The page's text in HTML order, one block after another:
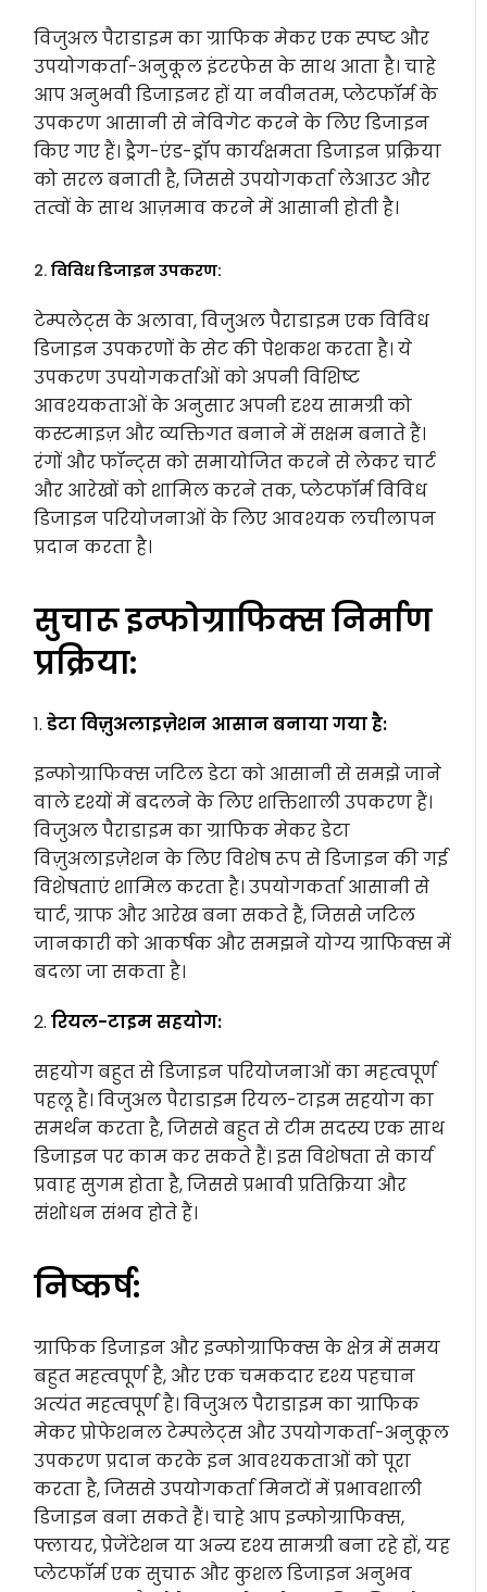
विजुअल पैराडाइम का ग्राफिक मेकर एक स्पष्ट और
उपयोगकर्ता-अनुकूल इंटरफेस के साथ आता है। चाहे
आप अनुभवी डिजाइनर हों या नवीनतम, प्लेटफॉर्म के
उपकरण आसानी से नेविगेट करने के लिए डिजाइन
किए गए हैं। ड्रैग-एंड-ड्रॉप कार्यक्षमता डिजाइन प्रक्रिया
को सरल बनाती है, जिससे उपयोगकर्ता लेआउट और
तत्वों के साथ आज़माव करने में आसानी होती है।
2.विविध डिजाइन उपकरण:
टेम्पलेट्स के अलावा, विजुअल पैराडाइम एक विविध
डिजाइन उपकरणों के सेट की पेशकश करता है। ये
उपकरण उपयोगकर्ताओं को अपनी विशिष्ट
आवश्यकताओं के अनुसार अपनी दृश्य सामग्री को
कस्टमाइज़ और व्यक्तिगत बनाने में सक्षम बनाते हैं।
रंगों और फॉन्ट्स को समायोजित करने से लेकर चार्ट
और आरेखों को शामिल करने तक, प्लेटफॉर्म विविध
डिजाइन परियोजनाओं के लिए आवश्यक लचीलापन
प्रदान करता है।
सुचारू इन्फोग्राफिक्स निर्माण
प्रक्रिया:
1.डेटा विज़ुअलाइज़ेशन आसान बनाया गया है:
इन्फोग्राफिक्स जटिल डेटा को आसानी से समझे जाने
वाले दृश्यों में बदलने के लिए शक्तिशाली उपकरण हैं।
विजुअल पैराडाइम का ग्राफिक मेकर डेटा
विज़ुअलाइज़ेशन के लिए विशेष रूप से डिजाइन की गई
विशेषताएं शामिल करता है। उपयोगकर्ता आसानी से
चार्ट, ग्राफ और आरेख बना सकते हैं, जिससे जटिल
जानकारी को आकर्षक और समझने योग्य ग्राफिक्स में
बदला जा सकता है।
2.रियल-टाइम सहयोग:
सहयोग बहुत से डिजाइन परियोजनाओं का महत्वपूर्ण
पहलू है। विजुअल पैराडाइम रियल-टाइम सहयोग का
समर्थन करता है, जिससे बहुत से टीम सदस्य एक साथ
डिजाइन पर काम कर सकते हैं। इस विशेषता से कार्य
प्रवाह सुगम होता है, जिससे प्रभावी प्रतिक्रिया और
संशोधन संभव होते हैं।
निष्कर्ष:
ग्राफिक डिजाइन और इन्फोग्राफिक्स के क्षेत्र में समय
बहुत महत्वपूर्ण है, और एक चमकदार दृश्य पहचान
अत्यंत महत्वपूर्ण है। विजुअल पैराडाइम का ग्राफिक
मेकर प्रोफेशनल टेम्पलेट्स और उपयोगकर्ता-अनुकूल
उपकरण प्रदान करके इन आवश्यकताओं को पूरा
करता है, जिससे उपयोगकर्ता मिनटों में प्रभावशाली
डिजाइन बना सकते हैं। चाहे आप इन्फोग्राफिक्स,
फ्लायर, प्रेजेंटेशन या अन्य दृश्य सामग्री बना रहे हों, यह
प्लेटफॉर्म एक सुचारू और कुशल डिजाइन अनुभव